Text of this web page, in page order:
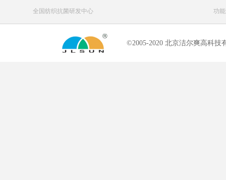
全国纺织抗菌研发中心 功
©2005-2020 北京洁尔爽高科